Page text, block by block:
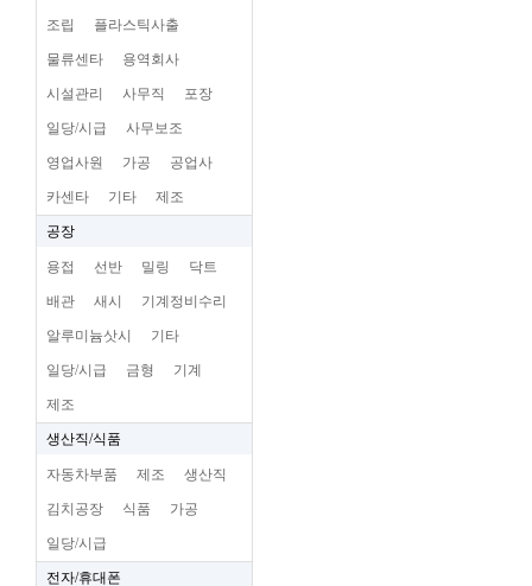
조립 플라스틱사출
물류센타 용역회사
시설관리 사무직 포장
일당/시급 사무보조
영업사원 가공 공업사
카센타 기타 제조
공장
용접 선반 밀링 닥트
배관 새시 기계정비수리
알루미늄삿시 기타
일당/시급 금형 기계
제조
생산직/식품
자동차부품 제조 생산직
김치공장 식품 가공
일당/시급
전자/휴대폰